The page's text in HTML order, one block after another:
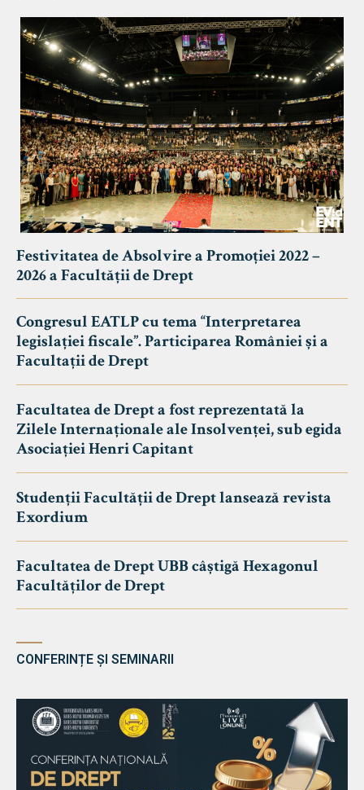
Festivitatea de Absolvire a Promoției 2022 –
2026 a Facultății de Drept
Congresul EATLP cu tema “Interpretarea
legislației fiscale”. Participarea României și a
Facultații de Drept
Facultatea de Drept a fost reprezentată la
Zilele Internaționale ale Insolvenței, sub egida
Asociației Henri Capitant
Studenții Facultății de Drept lansează revista
Exordium
Facultatea de Drept UBB câștigă Hexagonul
Facultăților de Drept
CONFERINȚE ȘI SEMINARII